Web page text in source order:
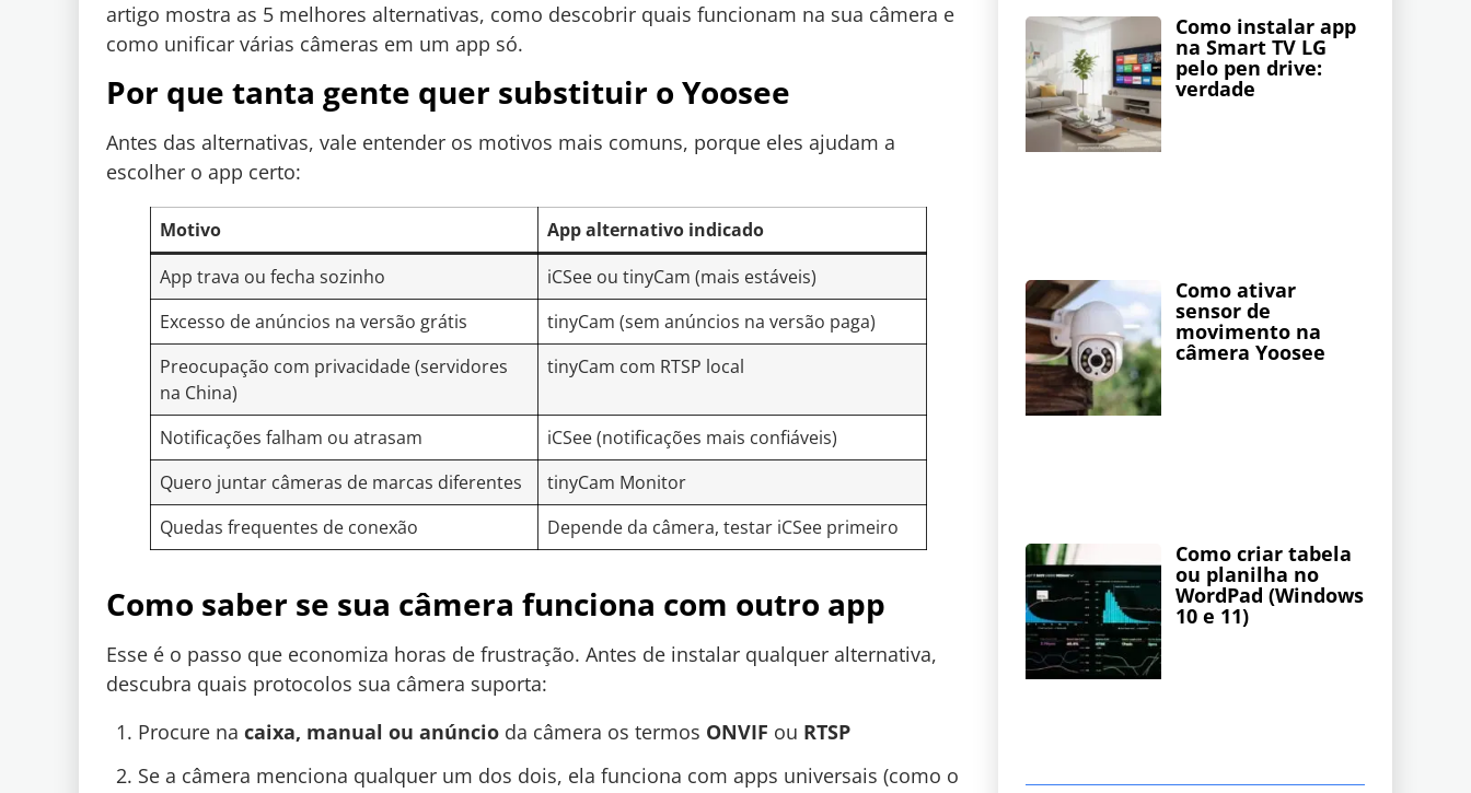
artigo mostra as 5 melhores alternativas, como descobrir quais funcionam na sua câmera e
como unificar várias câmeras em um app só.
Por que tanta gente quer substituir o Yoosee
Antes das alternativas, vale entender os motivos mais comuns, porque eles ajudam a
escolher o app certo:
Motivo
App alternativo indicado
App trava ou fecha sozinho
iCSee ou tinyCam (mais estáveis)
Excesso de anúncios na versão grátis
tinyCam (sem anúncios na versão paga)
Preocupação com privacidade (servidores
na China)
tinyCam com RTSP local
Notificações falham ou atrasam
iCSee (notificações mais confiáveis)
Quero juntar câmeras de marcas diferentes
tinyCam Monitor
Quedas frequentes de conexão
Depende da câmera, testar iCSee primeiro
Como saber se sua câmera funciona com outro app
Esse é o passo que economiza horas de frustração. Antes de instalar qualquer alternativa,
descubra quais protocolos sua câmera suporta:
Procure na caixa, manual ou anúncioda câmera os termos ONVIF ou RTSP
Se a câmera menciona qualquer um dos dois, ela funciona com apps universais (como o
Como instalar app
na Smart TV LG
pelo pen drive:
verdade
Como ativar
sensor de
movimento na
câmera Yoosee
Como criar tabela
ou planilha no
WordPad (Windows
10 e 11)